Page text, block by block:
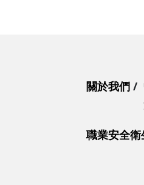
關於我們
職業安全衛